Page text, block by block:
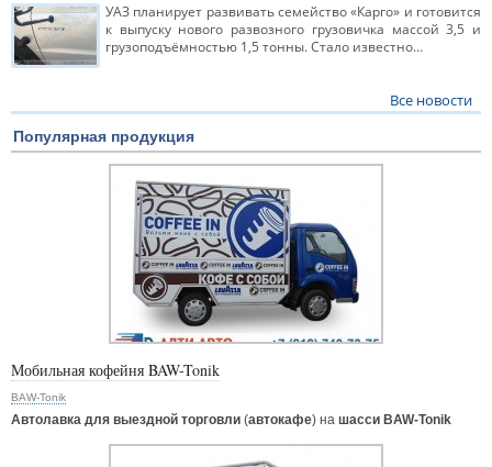
УАЗ планирует развивать семейство «Карго» и готовится
к выпуску нового развозного грузовичка массой 3,5 и
грузоподъёмностью 1,5 тонны. Стало известно…
Все новости
Популярная продукция
Мобильная кофейня BAW-Tonik
BAW-Tonik
Автолавка для выездной торговли (автокафе) на шасси BAW-Tonik